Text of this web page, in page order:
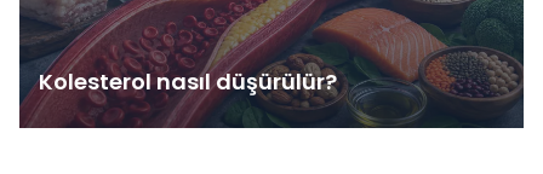
Kolesterol nasıl düşürülür?